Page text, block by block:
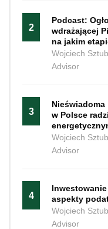
2
Podcast:
wdrażającej
na jakim
Wojciech
Advisor
3
w Polsce
Wojciech
Advisor
4
aspekty
Wojciech
Advisor